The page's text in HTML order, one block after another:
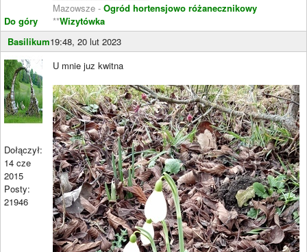
Do góry
Mazowsze - Ogród hortensjowo różanecznikowy
**Wizytówka
Basilikum19:48, 20 lut 2023
Dołączył:
14 cze
2015
Posty:
21946
U mnie juz kwitna